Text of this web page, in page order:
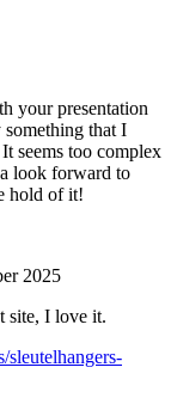
your presentation
that I
seems too complex
look forward to
hold of it!
2025
site, I love it.
sleutelhangers-